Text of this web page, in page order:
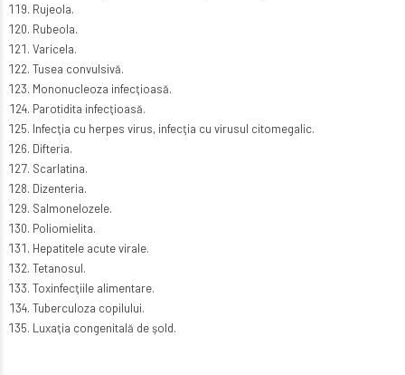
Rujeola.
Rubeola.
Varicela.
Tusea convulsivă.
Mononucleoza infecţioasă.
Parotidita infecţioasă.
Infecţia cu herpes virus, infecţia cu virusul citomegalic.
Difteria.
Scarlatina.
Dizenteria.
Salmonelozele.
Poliomielita.
Hepatitele acute virale.
Tetanosul.
Toxinfecţiile alimentare.
Tuberculoza copilului.
Luxaţia congenitală de şold.